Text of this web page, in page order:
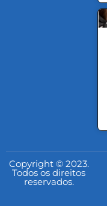
Copyright © 2023.
Todos os direitos
reservados.